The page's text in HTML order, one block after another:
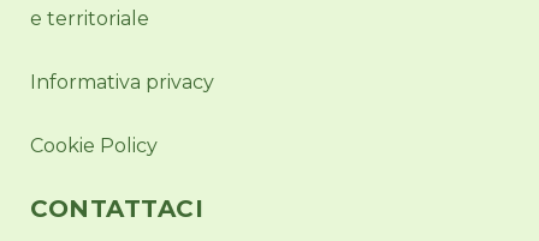
e territoriale
Informativa privacy
Cookie Policy
CONTATTACI